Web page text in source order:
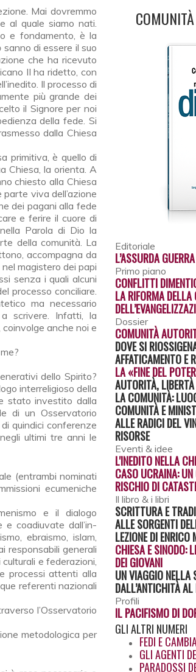
al quale siamo nati.
e fondamento, è la
sanno di essere il suo
che ha ricevuto
II ha ridetto, con
Il processo di
più grande dei
il Signore per noi
della fede. Si
dalla Chiesa
primitiva, è quello di
Chiesa, la orienta. A
chiesto alla Chiesa
viva dell’azione
dei pagani alla fede
e ferire il cuore di
Parola di Dio la
della comunità. La
accompagna da
magistero dei papi
senza i quali alcuni
processo conciliare.
ma necessario
scrivere. Infatti, la
anche noi e
dello Spirito?
interreligioso della
stato investito dalla
di un Osservatorio
quindici conferenze
ultimi tre anni le
(entrambi nominati
ecumeniche
e il dialogo
e coadiuvate dall’in­
ebraismo, islam,
responsabili generali
e fe­derazioni,
processi attenti alla
referenti nazionali
l’Osservatorio
metodologica per
Editoriale
L’ASSURDA GUERRA
Primo piano
CONFLITTI
LA RIFORMA
Dossier
COMUNITÀ
DOVE SI
AFFATICAMENTO E
LA «FINE DEL
AUTORITÀ,
LA COMUNITÀ:
COMUNITÀ E
ALLE RADICI DEL
RISORSE
Eventi & idee
L'INEDITO NELLA
CASO UCRAINA:
RISCHIO DI
Il libro & i libri
SCRITTURA E
ALLE SORGENTI
LEZIONE DI ENRICO
CHIESA E SINODO:
DEI GIOVANI
UN VIAGGIO NELLA
DALL’ANTICHITÀ
Profili
IL PACIFISMO DI
GLIALTRI NUMERI
FEDI E
GLI AGENTI
PARADOSSI